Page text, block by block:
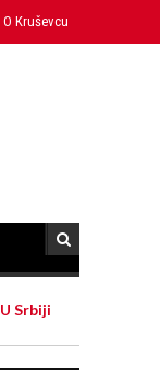
O Kruševcu
U Srbiji